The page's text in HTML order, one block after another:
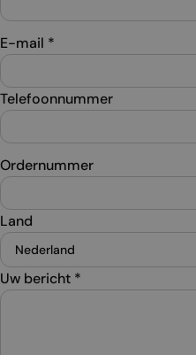
E-mail *
Telefoonnummer
Ordernummer
Land
Uw bericht *